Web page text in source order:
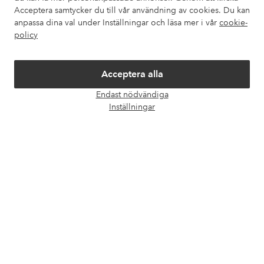
Acceptera samtycker du till vår användning av cookies. Du kan
anpassa dina val under Inställningar och läsa mer i vår cookie-
policy
Acceptera alla
Endast nödvändiga
Inställningar
Om Ellos
Villkor